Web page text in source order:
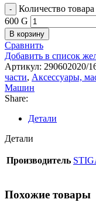
Количество
600 G
В корзину
Сравнить
Добавить в список
Артикул: 290602020/
части, Аксессуары,
Машин
Share:
Детали
Детали
Производитель
Похожие товары